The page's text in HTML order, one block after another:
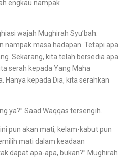
nampak
wajah Mughirah Syu’bah.
nampak masa hadapan. Tetapi apa
Sekarang, kita telah bersedia apa
serah kepada Yang Maha
Hanya kepada Dia, kita serahkan
Saad Waqqas tersengih.
akan mati, kelam-kabut pun
mati dalam keadaan
dapat apa-apa, bukan?” Mughirah